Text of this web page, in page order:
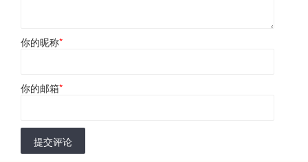
你的昵称*
你的邮箱*
提交评论